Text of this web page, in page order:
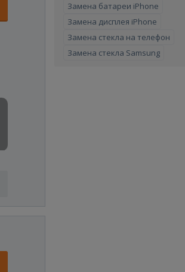
Замена батареи iPhone
Замена дисплея iPhone
Замена стекла на телефон
Замена стекла Samsung